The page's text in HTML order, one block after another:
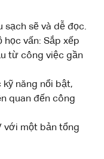
sạch sẽ và dễ đọc.
học vấn: Sắp xếp
từ công việc gần
kỹ năng nổi bật,
quan đến công
với một bản tổng